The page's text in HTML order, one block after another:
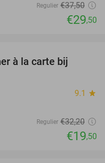
Regulier €37,50
€29,50
à la carte bij
9.1 star
Regulier €32,20
€19,50